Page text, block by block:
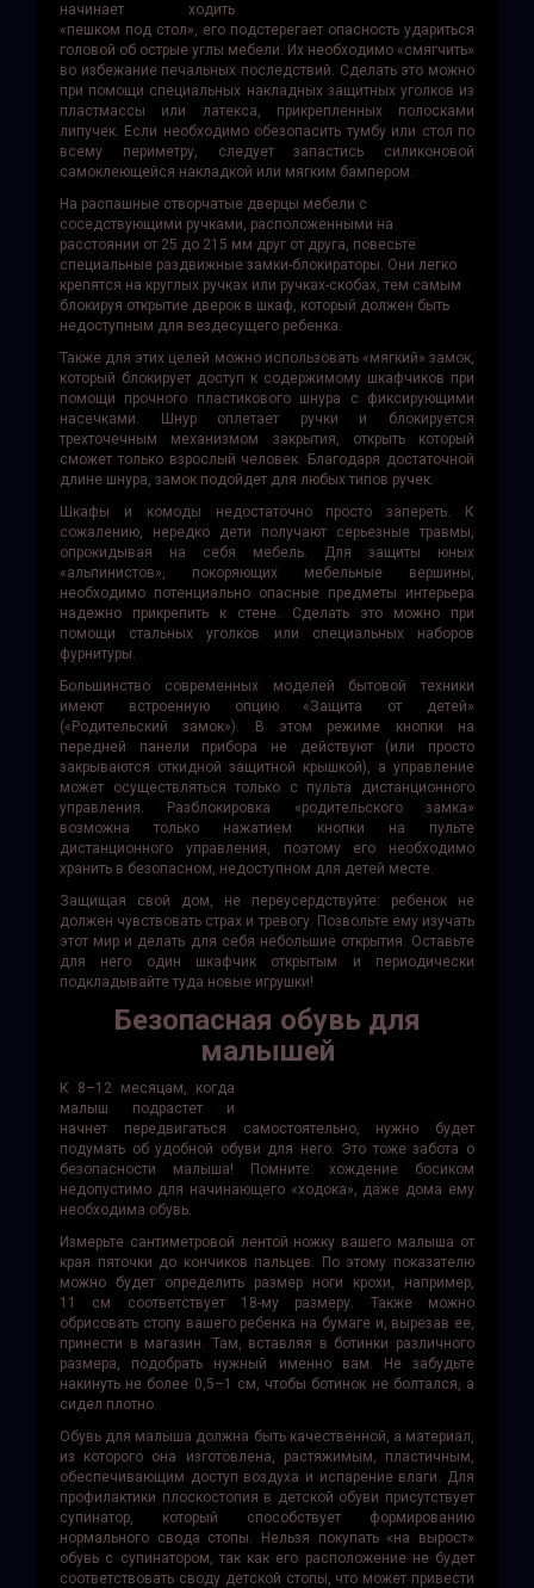
начинает ходить
«пешком под стол», его подстерегает опасность удариться
головой об острые углы мебели. Их необходимо «смягчить»
во избежание печальных последствий. Сделать это можно
при помощи специальных накладных защитных уголков из
пластмассы или латекса, прикрепленных полосками
липучек. Если необходимо обезопасить тумбу или стол по
всему периметру, следует запастись силиконовой
самоклеющейся накладкой или мягким бампером.
На распашные створчатые дверцы мебели с
соседствующими ручками, расположенными на
расстоянии от 25 до 215 мм друг от друга, повесьте
специальные раздвижные замки-блокираторы. Они легко
крепятся на круглых ручках или ручках-скобах, тем самым
блокируя открытие дверок в шкаф, который должен быть
недоступным для вездесущего ребенка.
Также для этих целей можно использовать «мягкий» замок,
который блокирует доступ к содержимому шкафчиков при
помощи прочного пластикового шнура с фиксирующими
насечками. Шнур оплетает ручки и блокируется
трехточечным механизмом закрытия, открыть который
сможет только взрослый человек. Благодаря достаточной
длине шнура, замок подойдет для любых типов ручек.
Шкафы и комоды недостаточно просто запереть. К
сожалению, нередко дети получают серьезные травмы,
опрокидывая на себя мебель. Для защиты юных
«альпинистов», покоряющих мебельные вершины,
необходимо потенциально опасные предметы интерьера
надежно прикрепить к стене. Сделать это можно при
помощи стальных уголков или специальных наборов
фурнитуры.
Большинство современных моделей бытовой техники
имеют встроенную опцию «Защита от детей»
(«Родительский замок»). В этом режиме кнопки на
передней панели прибора не действуют (или просто
закрываются откидной защитной крышкой), а управление
может осуществляться только с пульта дистанционного
управления. Разблокировка «родительского замка»
возможна только нажатием кнопки на пульте
дистанционного управления, поэтому его необходимо
хранить в безопасном, недоступном для детей месте.
Защищая свой дом, не переусердствуйте: ребенок не
должен чувствовать страх и тревогу. Позвольте ему изучать
этот мир и делать для себя небольшие открытия. Оставьте
для него один шкафчик открытым и периодически
подкладывайте туда новые игрушки!
Безопасная обувь для
малышей
К 8–12 месяцам, когда
малыш подрастет и
начнет передвигаться самостоятельно, нужно будет
подумать об удобной обуви для него. Это тоже забота о
безопасности малыша! Помните: хождение босиком
недопустимо для начинающего «ходока», даже дома ему
необходима обувь.
Измерьте сантиметровой лентой ножку вашего малыша от
края пяточки до кончиков пальцев. По этому показателю
можно будет определить размер ноги крохи, например,
11 см соответствует 18-му размеру. Также можно
обрисовать стопу вашего ребенка на бумаге и, вырезав ее,
принести в магазин. Там, вставляя в ботинки различного
размера, подобрать нужный именно вам. Не забудьте
накинуть не более 0,5–1 см, чтобы ботинок не болтался, а
сидел плотно.
Обувь для малыша должна быть качественной, а материал,
из которого она изготовлена, растяжимым, пластичным,
обеспечивающим доступ воздуха и испарение влаги. Для
профилактики плоскостопия в детской обуви присутствует
супинатор, который способствует формированию
нормального свода стопы. Нельзя покупать «на вырост»
обувь с супинатором, так как его расположение не будет
соответствовать своду детской стопы, что может привести